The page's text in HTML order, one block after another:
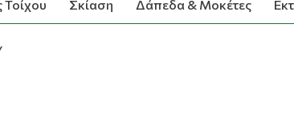
Τοίχου Σκίαση Δάπεδα & Μοκέτες